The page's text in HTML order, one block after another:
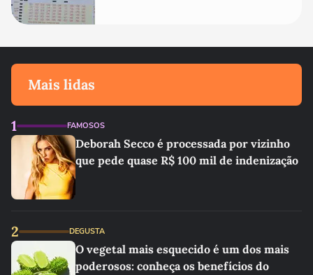
Mais lidas
1 FAMOSOS
Deborah Secco é processada por vizinho
que pede quase R$ 100 mil de indenização
2 DEGUSTA
O vegetal mais esquecido é um dos mais
poderosos: conheça os benefícios do